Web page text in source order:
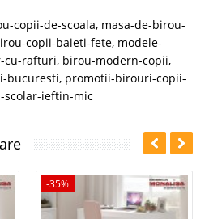
copii-de-scoala, masa-de-birou-
copii-baieti-fete, modele-
cu-rafturi, birou-modern-copii,
bucuresti, promotii-birouri-copii-
scolar-ieftin-mic
-35%